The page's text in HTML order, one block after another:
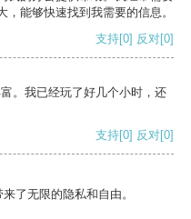
能够快速找到我需要的信息。
支持[0] 反对[0]
。我已经玩了好几个小时，还
支持[0] 反对[0]
了无限的隐私和自由。